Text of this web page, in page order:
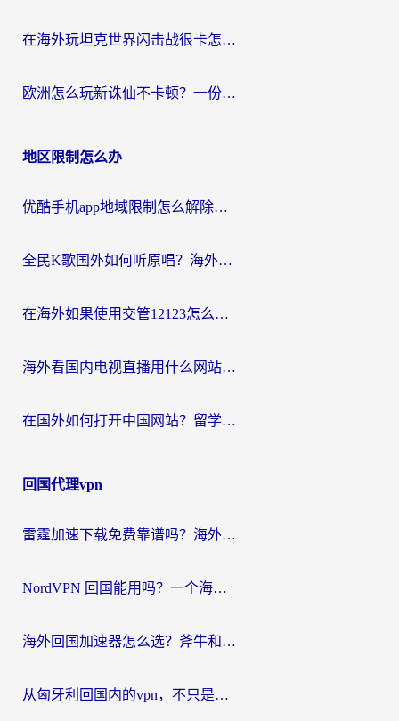
在海外玩坦克世界闪击战很卡怎么办？老玩家亲测有效的加速器选择指南
欧洲怎么玩新诛仙不卡顿？一份给海外游子的国服游戏畅玩指南
地区限制怎么办
优酷手机app地域限制怎么解除？海外党亲测有效的追剧方案
全民K歌国外如何听原唱？海外党亲测有效的回国加速器选择指南
在海外如果使用交管12123怎么处理？留学生亲测有效的回国加速方案
海外看国内电视直播用什么网站比较好？一篇解决你所有追剧难题的实用指南
在国外如何打开中国网站？留学生与海外华人的无缝访问指南
回国代理vpn
雷霆加速下载免费靠谱吗？海外党选回国加速器的避坑指南（附热门工具对比）
NordVPN 回国能用吗？一个海外用户必须面对的真实困境
海外回国加速器怎么选？斧牛和海龟哪个好？一篇帮你避开坑的实用指南
从匈牙利回国内的vpn，不只是为了刷剧那么简单